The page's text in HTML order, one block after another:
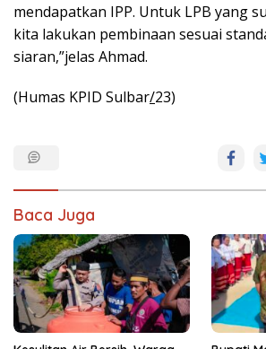
mendapatkan IPP. Untuk LPB yang
kita lakukan pembinaan sesuai
siaran,”jelas Ahmad.
(Humas KPID Sulbar/23)
Baca Juga